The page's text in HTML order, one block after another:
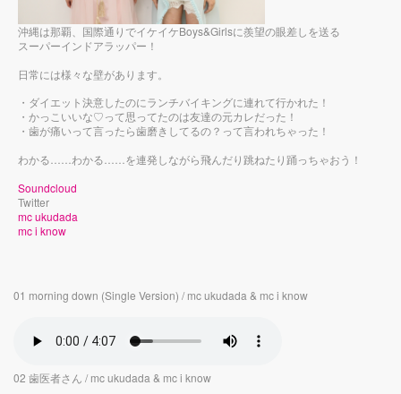
沖縄は那覇、国際通りでイケイケBoys&Girlsに羨望の眼差しを送る
スーパーインドアラッパー！
日常には様々な壁があります。
・ダイエット決意したのにランチバイキングに連れて行かれた！
・かっこいいな♡って思ってたのは友達の元カレだった！
・歯が痛いって言ったら歯磨きしてるの？って言われちゃった！
わかる……わかる……を連発しながら飛んだり跳ねたり踊っちゃおう！
Soundcloud
Twitter
mc ukudada
mc i know
01 morning down (Single Version) / mc ukudada & mc i know
02 歯医者さん / mc ukudada & mc i know